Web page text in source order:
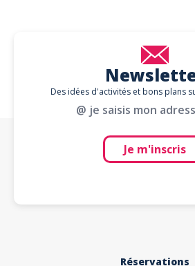
Des idées d'activités et bons plans
@ je saisis mon
Je m'inscris
Réservations